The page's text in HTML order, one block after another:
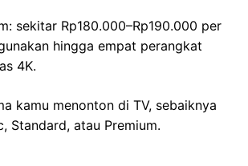
sekitar Rp180.000–Rp190.000 per
hingga empat perangkat
4K.
kamu menonton di TV, sebaiknya
Standard, atau Premium.